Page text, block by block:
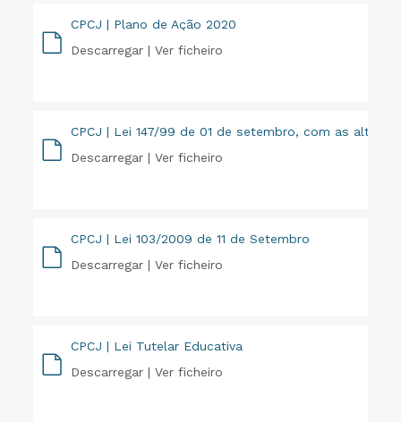
CPCJ | Plano de Ação 2020
Descarregar |Ver ficheiro
CPCJ | Lei 147/99 de 01 de setembro, com as
Descarregar |Ver ficheiro
CPCJ | Lei 103/2009 de 11 de Setembro
Descarregar |Ver ficheiro
CPCJ | Lei Tutelar Educativa
Descarregar |Ver ficheiro